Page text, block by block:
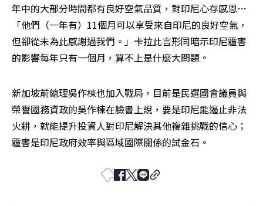
年中的大部分時間都有良好空氣品質，對印尼心存感恩…
「他們（一年有）11個月可以享受來自印尼的良好空氣，
但卻從未為此感謝過我們。」卡拉此言形同暗示印尼霾害
的影響每年只有一個月，算不上是什麼大問題。
新加坡前總理吳作棟也加入戰局，目前是民選國會議員與
榮譽國務資政的吳作棟在臉書上說，要是印尼能遏止非法
火耕，就能提升投資人對印尼解決其他複雜挑戰的信心；
霾害是印尼政府效率與區域國際關係的試金石。